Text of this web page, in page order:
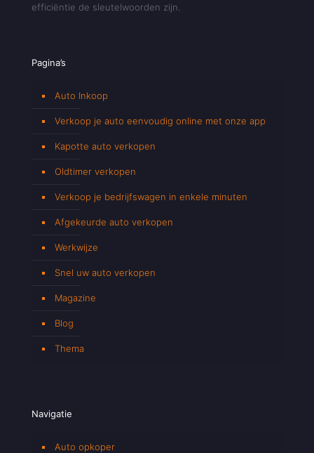
efficiëntie de sleutelwoorden zijn.
Pagina’s
Auto Inkoop
Verkoop je auto eenvoudig online met onze app
Kapotte auto verkopen
Oldtimer verkopen
Verkoop je bedrijfswagen in enkele minuten
Afgekeurde auto verkopen
Werkwijze
Snel uw auto verkopen
Magazine
Blog
Thema
Navigatie
Auto opkoper